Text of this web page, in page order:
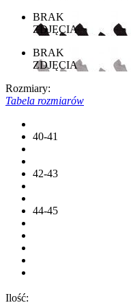
BRAK
ZDJĘCIA
BRAK
ZDJĘCIA
Rozmiary:
Tabela rozmiarów
40-41
42-43
44-45
Ilość: